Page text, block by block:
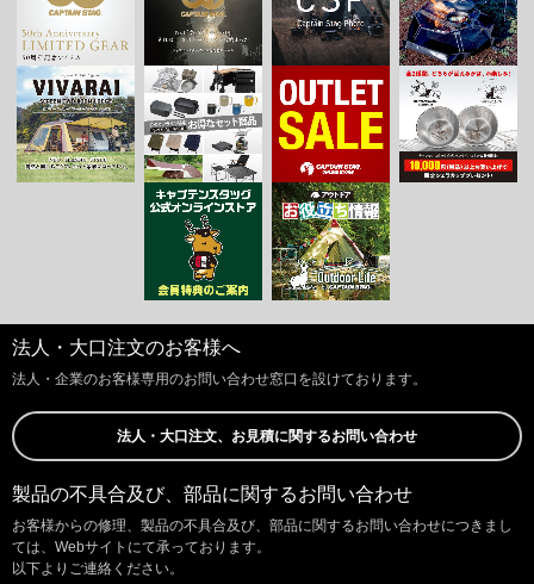
法人・大口注文のお客様へ
法人・企業のお客様専用のお問い合わせ窓口を設けております。
法人・大口注文、お見積に関するお問い合わせ
製品の不具合及び、部品に関するお問い合わせ
お客様からの修理、製品の不具合及び、部品に関するお問い合わせにつきまし
ては、Webサイトにて承っております。
以下よりご連絡ください。